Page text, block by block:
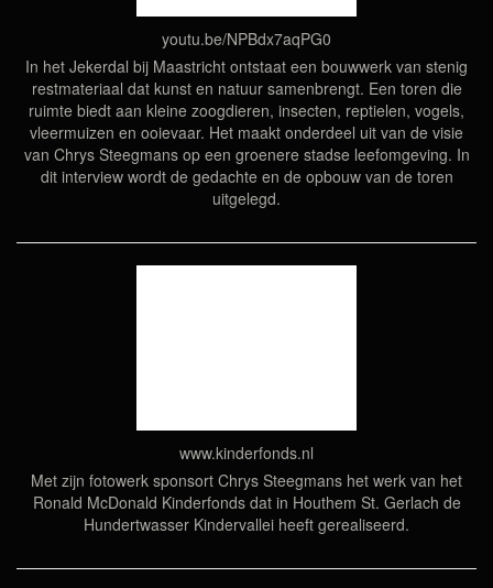
youtu.be/NPBdx7aqPG0
In het Jekerdal bij Maastricht ontstaat een bouwwerk van stenig
restmateriaal dat kunst en natuur samenbrengt. Een toren die
ruimte biedt aan kleine zoogdieren, insecten, reptielen, vogels,
vleermuizen en ooievaar. Het maakt onderdeel uit van de visie
van Chrys Steegmans op een groenere stadse leefomgeving. In
dit interview wordt de gedachte en de opbouw van de toren
uitgelegd.
www.kinderfonds.nl
Met zijn fotowerk sponsort Chrys Steegmans het werk van het
Ronald McDonald Kinderfonds dat in Houthem St. Gerlach de
Hundertwasser Kindervallei heeft gerealiseerd.